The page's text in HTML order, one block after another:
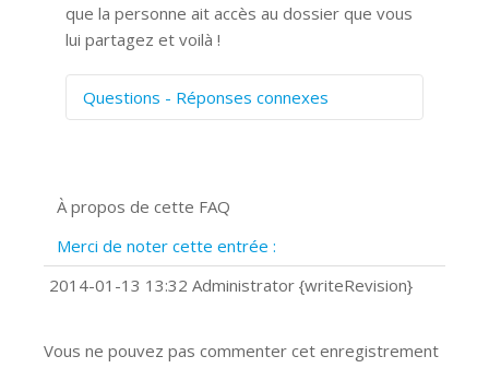
que la personne ait accès au dossier que vous
lui partagez et voilà !
Questions - Réponses connexes
Prise de vue 360°
?
Comment installer Google Chrome ?
À propos de cette FAQ
Merci de noter cette entrée :
2014-01-13 13:32 Administrator {writeRevision}
Vous ne pouvez pas commenter cet enregistrement